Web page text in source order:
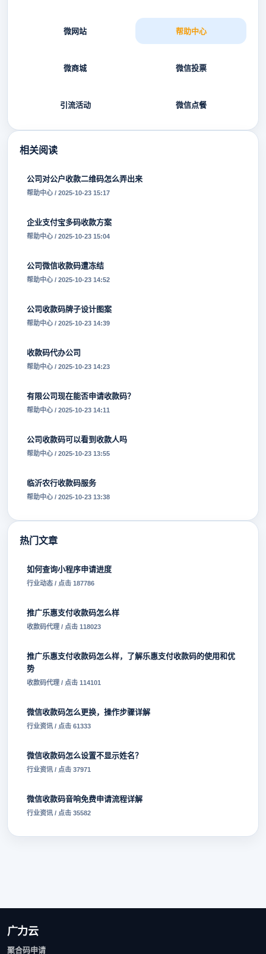
微网站 帮助中心
微商城 微信投票
引流活动 微信点餐
相关阅读
公司对公户收款二维码怎么弄出来
帮助中心 / 2025-10-23 15:17
企业支付宝多码收款方案
帮助中心 / 2025-10-23 15:04
公司微信收款码遭冻结
帮助中心 / 2025-10-23 14:52
公司收款码牌子设计图案
帮助中心 / 2025-10-23 14:39
收款码代办公司
帮助中心 / 2025-10-23 14:23
有限公司现在能否申请收款码？
帮助中心 / 2025-10-23 14:11
公司收款码可以看到收款人吗
帮助中心 / 2025-10-23 13:55
临沂农行收款码服务
帮助中心 / 2025-10-23 13:38
热门文章
如何查询小程序申请进度
行业动态 / 点击 187786
推广乐惠支付收款码怎么样
收款码代理 / 点击 118023
推广乐惠支付收款码怎么样，了解乐惠支付收款码的使用和优
势
收款码代理 / 点击 114101
微信收款码怎么更换，操作步骤详解
行业资讯 / 点击 61333
微信收款码怎么设置不显示姓名？
行业资讯 / 点击 37971
微信收款码音响免费申请流程详解
行业资讯 / 点击 35582
广力云
聚合码申请